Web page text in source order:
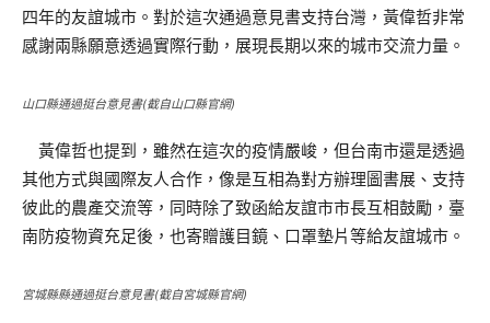
四年的友誼城市。對於這次通過意見書支持台灣，黃偉哲非常
感謝兩縣願意透過實際行動，展現長期以來的城市交流力量。
山口縣通過挺台意見書(截自山口縣官網)
黃偉哲也提到，雖然在這次的疫情嚴峻，但台南市還是透過
其他方式與國際友人合作，像是互相為對方辦理圖書展、支持
彼此的農產交流等，同時除了致函給友誼市市長互相鼓勵，臺
南防疫物資充足後，也寄贈護目鏡、口罩墊片等給友誼城市。
宮城縣縣通過挺台意見書(截自宮城縣官網)